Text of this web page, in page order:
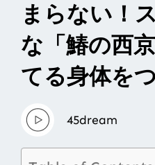
まらない！
な「鰆の西
てる身体を
45dream